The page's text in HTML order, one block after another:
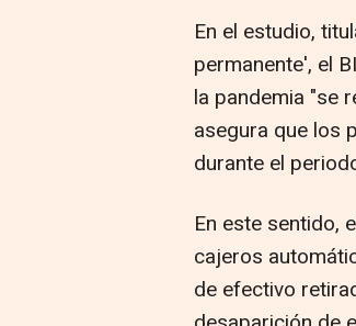
En el estudio,
permanente', el
la pandemia "se
asegura que los
durante el
En este sentido,
cajeros
de efectivo